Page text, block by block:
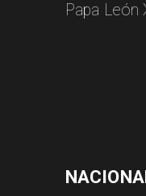
Papa León